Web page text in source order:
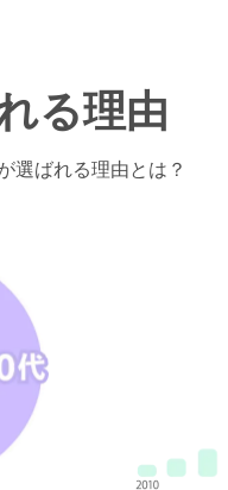
る理由
選ばれる理由とは？